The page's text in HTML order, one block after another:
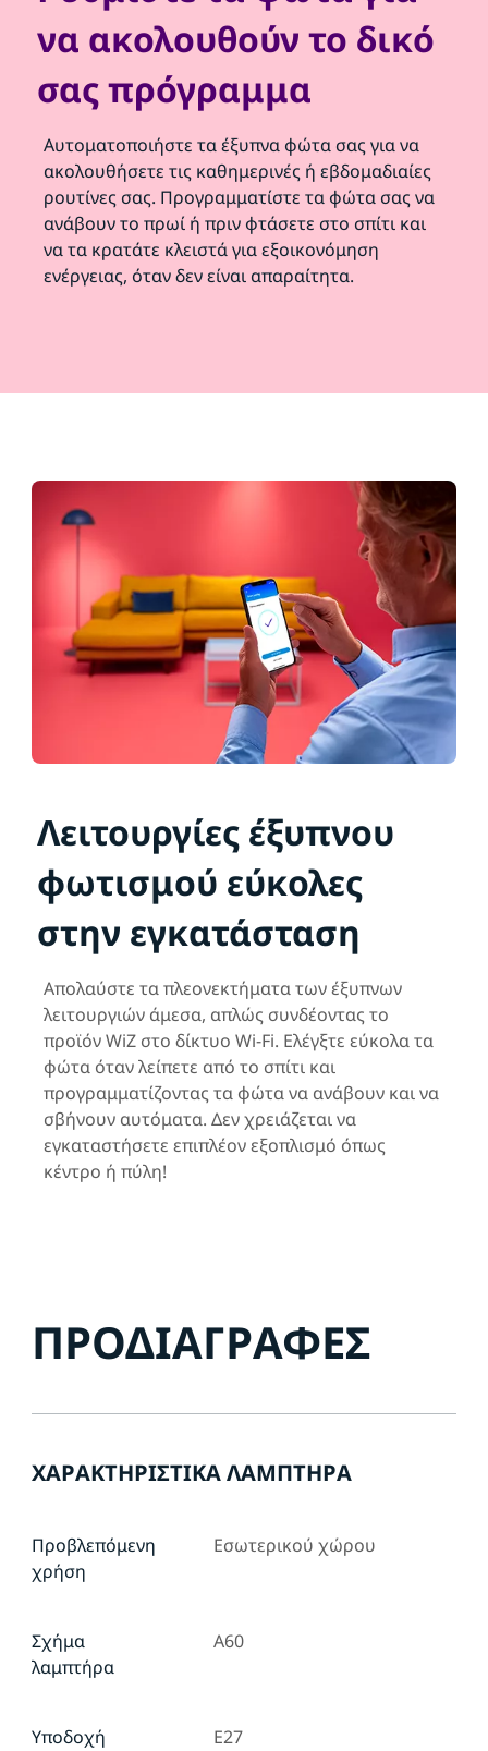
να ακολουθούν το δικό
σας πρόγραμμα
Αυτοματοποιήστε τα έξυπνα φώτα σας για να
ακολουθήσετε τις καθημερινές ή εβδομαδιαίες
ρουτίνες σας. Προγραμματίστε τα φώτα σας να
ανάβουν το πρωί ή πριν φτάσετε στο σπίτι και
να τα κρατάτε κλειστά για εξοικονόμηση
ενέργειας, όταν δεν είναι απαραίτητα.
Λειτουργίες έξυπνου
φωτισμού εύκολες
στην εγκατάσταση
Απολαύστε τα πλεονεκτήματα των έξυπνων
λειτουργιών άμεσα, απλώς συνδέοντας το
προϊόν WiZ στο δίκτυο Wi-Fi. Ελέγξτε εύκολα τα
φώτα όταν λείπετε από το σπίτι και
προγραμματίζοντας τα φώτα να ανάβουν και να
σβήνουν αυτόματα. Δεν χρειάζεται να
εγκαταστήσετε επιπλέον εξοπλισμό όπως
κέντρο ή πύλη!
ΠΡΟΔΙΑΓΡΑΦΈΣ
ΧΑΡΑΚΤΗΡΙΣΤΙΚΆ ΛΑΜΠΤΉΡΑ
Προβλεπόμενη
χρήση
Εσωτερικού χώρου
Σχήμα
λαμπτήρα
A60
Υποδοχή E27